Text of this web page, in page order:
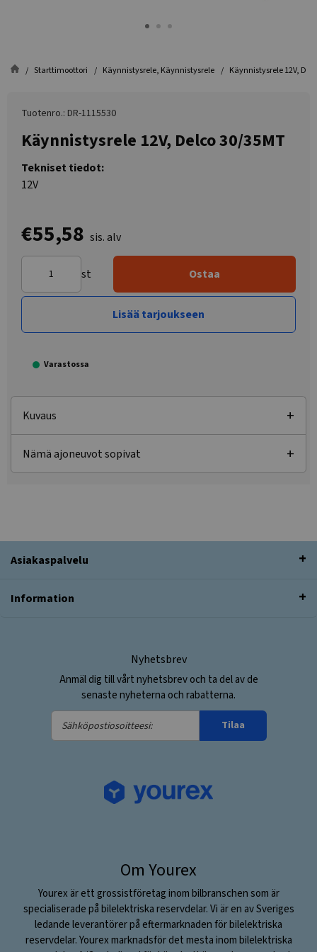
Starttimoottori Käynnistysrele, Käynnistysrele Käynnistysrele 12V,
Tuotenro.: DR-1115530
Käynnistysrele 12V, Delco 30/35MT
Tekniset tiedot:
12V
€55,58 sis. alv
st Ostaa
Lisää tarjoukseen
Varastossa
Kuvaus
Nämä ajoneuvot sopivat
Asiakaspalvelu
Information
Nyhetsbrev
Anmäl dig till vårt nyhetsbrev och ta del av de
senaste nyheterna och rabatterna.
Sähköpostiosoitteesi:
Tilaa
Om Yourex
Yourex är ett grossistföretag inom bilbranschen som är
specialiserade på bilelektriska reservdelar. Vi är en av Sveriges
ledande leverantörer på eftermarknaden för bilelektriska
reservdelar. Yourex marknadsför det mesta inom bilelektriska